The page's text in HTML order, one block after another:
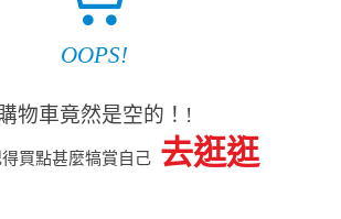
OOPS!
物車竟然是空的！!
買點甚麼犒賞自己 去逛逛